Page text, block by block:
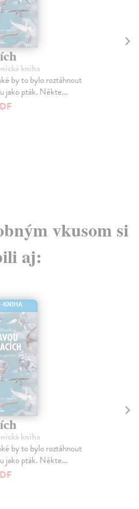
kniha
by to bylo roztáhnout
jako pták. Někte...
vkusom si
aj:
KNIHA
kniha
by to bylo roztáhnout
jako pták. Někte...